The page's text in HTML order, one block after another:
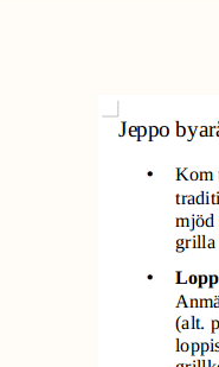
20 18:10:21.png